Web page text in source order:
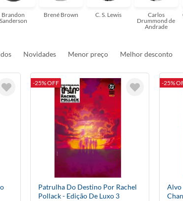
Brandon
Sanderson
Brené Brown C. S. Lewis
Carlos
Drummond de
Andrade
Novidades Menor preço Melhor desconto
-25% OFF
Patrulha Do Destino Por Rachel
Pollack - Edição De Luxo 3
-25%
Alvo